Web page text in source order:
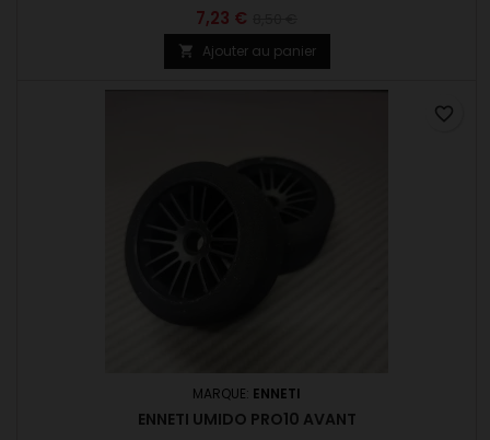
7,23 €
 Ajouter au panier
MARQUE: ENNETI
ENNETI UMIDO PRO10 AVANT
favorite_border